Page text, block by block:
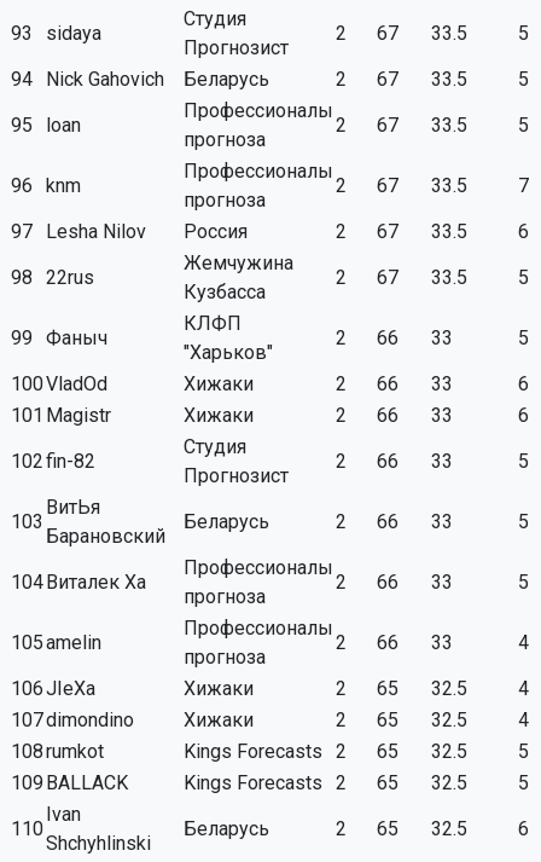
93 sidaya
Студия
Прогнозист
2 67 33.5
5
94
Nick Gahovich Беларусь 2 67 33.5
5
95
loan
Профессионалы
прогноза
2 67 33.5 5
96 knm
Профессионалы
прогноза
2 67 33.5
7
97
Lesha Nilov Россия 2 67 33.5
6
98
22rus
Жемчужина
Кузбасса
2 67 33.5 5
99 Фаныч
КЛФП
"Харьков"
2 66 33
5
100VladOd Хижаки 2 66 33
6
101 Magistr Хижаки 2 66 33
6
102fin-82
Студия
Прогнозист
2 66 33 5
103
ВитЬя
Барановский
Беларусь 2 66 33 5
104Виталек Ха
Профессионалы
прогноза
2 66 33 5
105amelin
Профессионалы
прогноза
2 66 33
4
106JIeXa Хижаки 2 65 32.5
4
107dimondino Хижаки 2 65 32.5
4
108rumkot Kings Forecasts 2 65 32.5
5
109BALLACK Kings Forecasts 2 65 32.5
5
110
Ivan
Shchyhlinski
Беларусь 2 65 32.5 6